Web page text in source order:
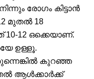
രോഗം കിട്ടാൻ
മുതൽ 18
12 ഒക്കെയാണ്.
ഉള്ളൂ.
കുറഞ്ഞ
ആൾക്കാർക്ക്